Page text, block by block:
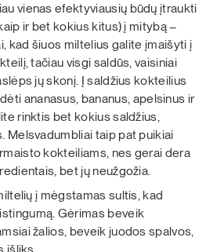
vienas efektyviausių būdų įtraukti
ir bet kokius kitus) į mitybą –
kad šiuos miltelius galite įmaišyti į
tačiau visgi saldūs, vaisiniai
jų skonį. Į saldžius kokteilius
ananasus, bananus, apelsinus ir
rinktis bet kokius saldžius,
Melsvadumbliai taip pat puikiai
kokteiliams, nes gerai dera
bet jų neužgožia.
į mėgstamas sultis, kad
Gėrimas beveik
žalios, beveik juodos spalvos,